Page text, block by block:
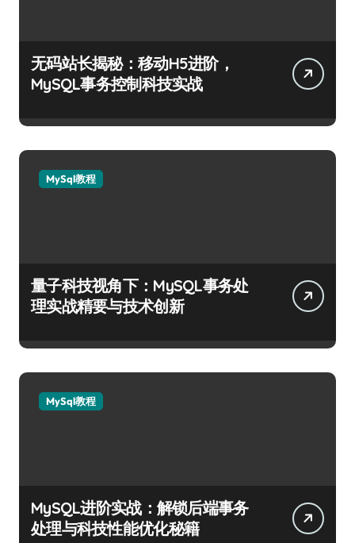
无码站长揭秘：移动H5进阶，
MySQL事务控制科技实战
MySql教程
量子科技视角下：MySQL事务处
理实战精要与技术创新
MySql教程
MySQL进阶实战：解锁后端事务
处理与科技性能优化秘籍